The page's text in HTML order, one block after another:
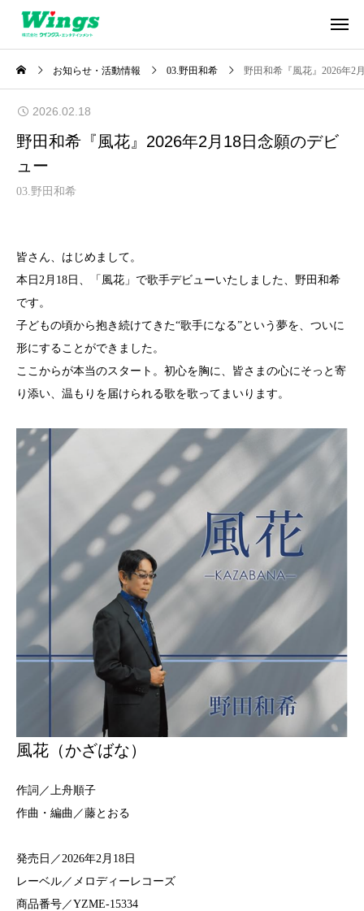
お知らせ・活動情報 03.野田和希 野田和希『風花』2026年2
2026.02.18
野田和希『風花』2026年2月18日念願のデビ
ュー
03.野田和希
皆さん、はじめまして。
本日2月18日、「風花」で歌手デビューいたしました、野田和希
です。
子どもの頃から抱き続けてきた“歌手になる”という夢を、ついに
形にすることができました。
ここからが本当のスタート。初心を胸に、皆さまの心にそっと寄
り添い、温もりを届けられる歌を歌ってまいります。
風花（かざばな）
作詞／上舟順子
作曲・編曲／藤とおる
発売日／2026年2月18日
レーベル／メロディーレコーズ
商品番号／YZME-15334